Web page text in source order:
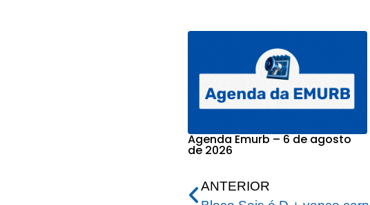
Agenda Emurb – 6 de agosto
de 2026
ANTERIOR